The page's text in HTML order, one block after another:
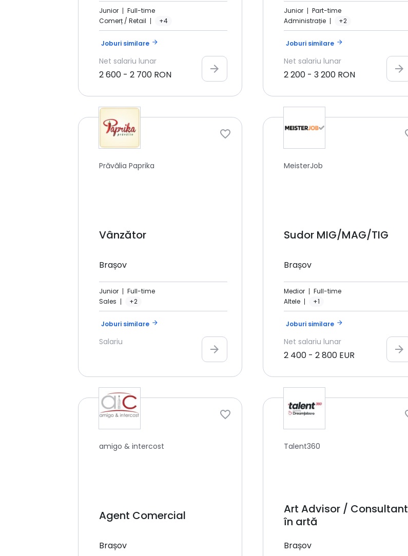
Junior
Full-time
Comerț / Retail
+4
Joburi similare arrow_forward
Net salariu lunar
2 600 - 2 700 RON arrow_forward
Junior
Part-time
Administrație
+2
Joburi similare arrow_forward
Net salariu lunar
2 200 - 3 200 RON arrow_forward
Prăvălia Paprika
Vânzător
Brașov
Junior
Full-time
Sales
+2
Joburi similare arrow_forward
Salariu
arrow_forward
MeisterJob
Sudor MIG/MAG/TIG
Brașov
Medior
Full-time
Altele
+1
Joburi similare arrow_forward
Net salariu lunar
2 400 - 2 800 EUR arrow_forward
amigo & intercost
Agent Comercial
Brașov
Talent360
Art Advisor / Consultant
în artă
Brașov